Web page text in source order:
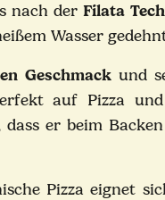
nach der Filata
Wasser
Geschmackund
auf Pizza
dass er beim
Pizza eignet